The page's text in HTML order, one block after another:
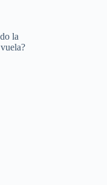
la